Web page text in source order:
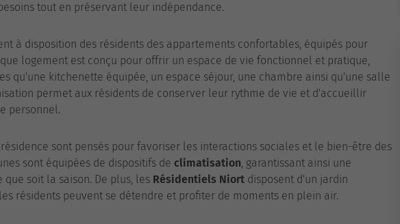
tout en préservant leur indépendance.
à disposition des résidents des appartements confortables, équipés pour
logement est conçu pour offrir un espace de vie fonctionnel et pratique,
qu'une kitchenette équipée, un espace séjour, une chambre ainsi qu'une salle
permet aux résidents de conserver leur rythme de vie et d'accueillir
personnel.
sont pensés pour favoriser les interactions sociales et le bien-être des
sont équipées de dispositifs de climatisation, garantissant ainsi une
soit la saison. De plus, les Résidentiels Niort disposent d'un jardin
résidents peuvent se détendre et profiter de moments en plein air.